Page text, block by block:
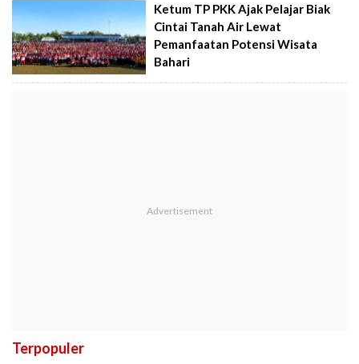
Ketum TP PKK Ajak Pelajar Biak
Cintai Tanah Air Lewat
Pemanfaatan Potensi Wisata
Bahari
Terpopuler